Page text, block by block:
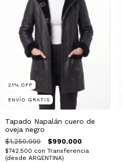
21% OFF
ENVÍO GRATIS
Tapado Napalán cuero de
oveja negro
$1.250.000 $990.000
$742.500 con Transferencia
(desde ARGENTINA)